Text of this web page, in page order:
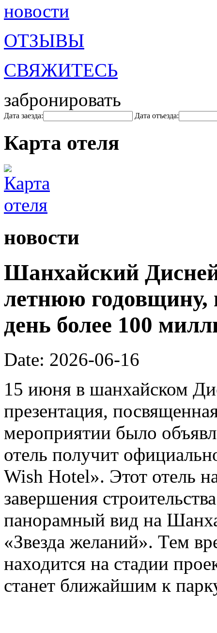
новости
ОТЗЫВЫ
СВЯЖИТЕСЬ
забронировать
Дата заезда: Дата отъезда:
Карта отеля
новости
Шанхайский
летнюю годовщину,
день более 100
Date: 2026-06-16
15 июня в шанхайском
презентация,
мероприятии было
отель получит
Wish Hotel». Этот отель
завершения
панорамный вид на
«Звезда желаний». Тем
находится на стадии
станет ближайшим к